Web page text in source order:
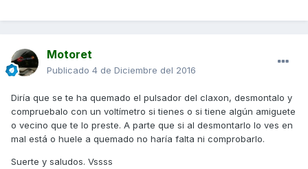
Motoret
Publicado 4 de Diciembre del 2016
Diría que se te ha quemado el pulsador del claxon, desmontalo y
compruebalo con un voltímetro si tienes o si tiene algún amiguete
o vecino que te lo preste. A parte que si al desmontarlo lo ves en
mal está o huele a quemado no haría falta ni comprobarlo.
Suerte y saludos. Vssss